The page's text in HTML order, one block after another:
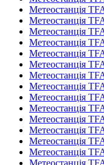
Метеостанція
Метеостанція
Метеостанція
Метеостанція
Метеостанція
Метеостанція
Метеостанція
Метеостанція
Метеостанція
Метеостанція
Метеостанція
Метеостанція
Метеостанція
Метеостанція